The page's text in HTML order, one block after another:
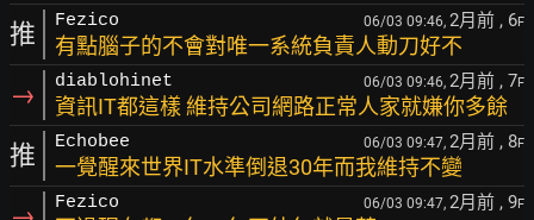
推 Fezico 06/03 09:46, 2月前 , 6F
有點腦子的不會對唯一系統負責人動刀好不
→ diablohinet 06/03 09:46, 2月前 , 7F
資訊IT都這樣 維持公司網路正常人家就嫌你多餘
推 Echobee 06/03 09:47, 2月前 , 8F
一覺醒來世界IT水準倒退30年而我維持不變
Fezico 06/03 09:47, 2月前 , 9F